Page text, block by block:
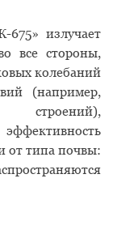
675» излучает
все стороны,
колебаний
(например,
от типа почвы: